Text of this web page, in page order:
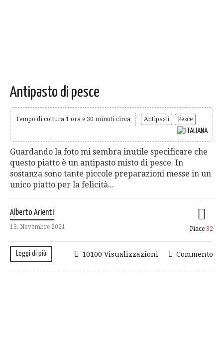
Antipasto di pesce
Tempo di cottura 1 ora e 30 minuti circa Antipasti Pesce
Guardando la foto mi sembra inutile specificare che
questo piatto è un antipasto misto di pesce. In
sostanza sono tante piccole preparazioni messe in un
unico piatto per la felicità...
Alberto Arienti
13. Novembre 2021 Piace 32
Leggi di più Commento
10100 Visualizzazioni